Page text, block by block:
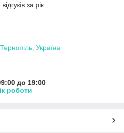
за рік
Україна
до 19:00
роботи